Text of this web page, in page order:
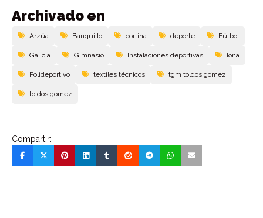
Archivado en
Arzúa Banquillo cortina deporte Fútbol
Galicia Gimnasio Instalaciones deportivas lona
Polideportivo textiles técnicos tgm toldos gomez
toldos gomez
Compartir: